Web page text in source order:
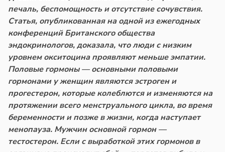
печаль, беспомощность и отсутствие сочувствия.
Статья, опубликованная на одной из ежегодных
конференций Британского общества
эндокринологов, доказала, что люди с низким
уровнем окситоцина проявляют меньше эмпатии.
Половые гормоны — основными половыми
гормонами у женщин являются эстроген и
прогестерон, которые колеблются и изменяются на
протяжении всего менструального цикла, во время
беременности и позже в жизни, когда наступает
менопауза. Мужчин основной гормон —
тестостерон. Если с выработкой этих гормонов в